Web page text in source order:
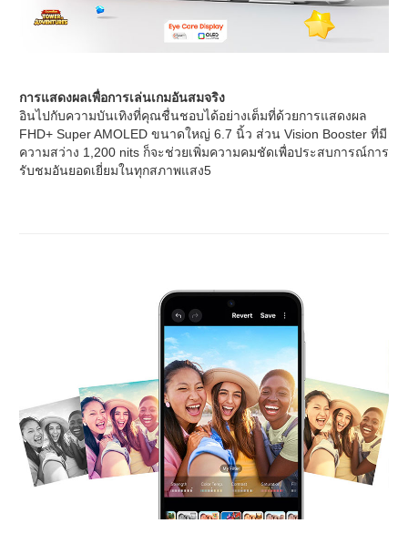
การแสดงผลเพื่อการเล่นเกมอันสมจริง
อินไปกับความบันเทิงที่คุณชื่นชอบได้อย่างเต็มที่ด้วยการแสดงผล
FHD+ Super AMOLED ขนาดใหญ่ 6.7 นิ้ว ส่วน Vision Booster ที่มี
ความสว่าง 1,200 nits ก็จะช่วยเพิ่มความคมชัดเพื่อประสบการณ์การ
รับชมอันยอดเยี่ยมในทุกสภาพแสง5